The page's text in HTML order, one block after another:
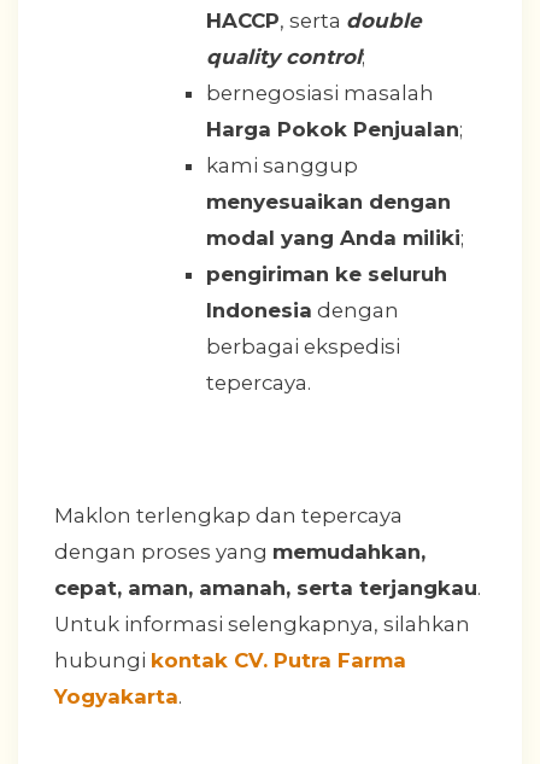
HACCP, serta double
quality control;
bernegosiasi masalah
Harga Pokok Penjualan;
kami sanggup
menyesuaikan dengan
modal yang Anda miliki;
pengiriman ke seluruh
Indonesia dengan
berbagai ekspedisi
tepercaya.
Maklon terlengkap dan tepercaya
dengan proses yang memudahkan,
cepat, aman, amanah, serta terjangkau.
Untuk informasi selengkapnya, silahkan
hubungi kontak CV. Putra Farma
Yogyakarta.